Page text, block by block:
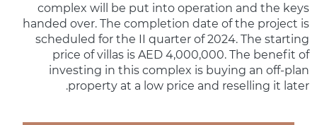
complex will be put into operation and the keys
handed over. The completion date of the project is
scheduled for the II quarter of 2024. The starting
price of villas is AED 4,000,000. The benefit of
investing in this complex is buying an off-plan
property at a low price and reselling it later.